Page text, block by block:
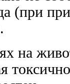
(при
на